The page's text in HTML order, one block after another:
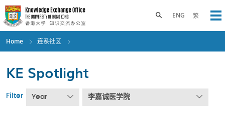
Skip
to
main
content
ENG 繁
Toggle search panel
Home 连系社区
KE Spotlight
Filter Year 李嘉诚医学院